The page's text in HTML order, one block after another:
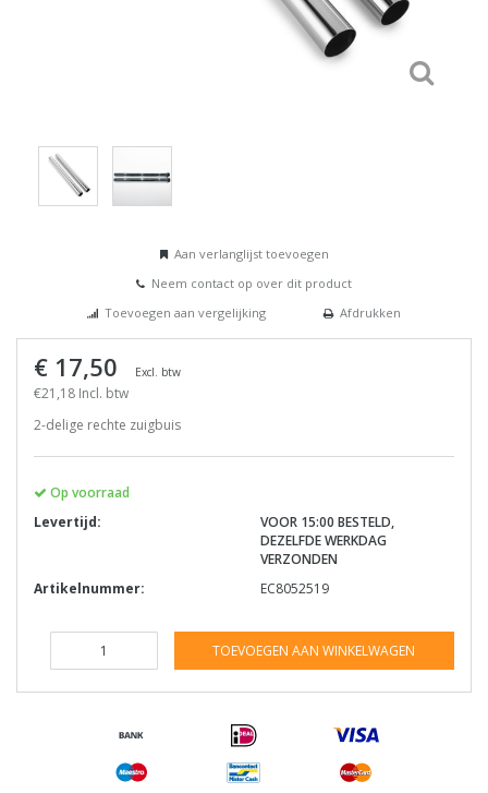
Aan verlanglijst toevoegen
Neem contact op over dit product
Toevoegen aan vergelijking
Afdrukken
€ 17,50 Excl. btw
€21,18 Incl. btw
2-delige rechte zuigbuis
Op voorraad
Levertijd:
VOOR 15:00 BESTELD,
DEZELFDE WERKDAG
VERZONDEN
Artikelnummer:
EC8052519
TOEVOEGEN AAN WINKELWAGEN